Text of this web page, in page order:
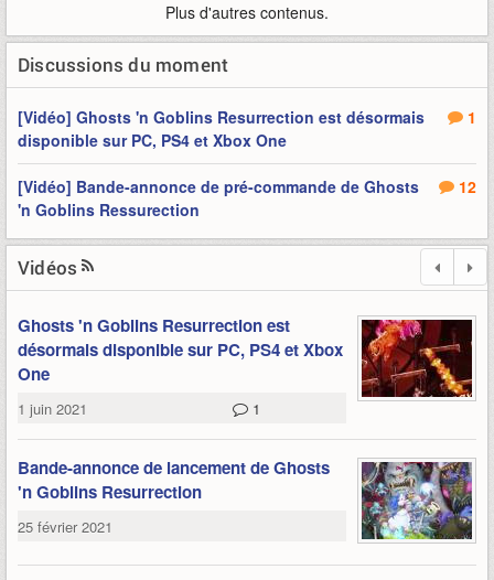
Plus d'autres contenus.
Discussions du moment
1
[Vidéo] Ghosts 'n Goblins Resurrection est désormais
disponible sur PC, PS4 et Xbox One
12
[Vidéo] Bande-annonce de pré-commande de Ghosts
'n Goblins Ressurection
Vidéos
Ghosts 'n Goblins Resurrection est
désormais disponible sur PC, PS4 et Xbox
One
1 juin 2021 1
Bande-annonce de lancement de Ghosts
'n Goblins Resurrection
25 février 2021